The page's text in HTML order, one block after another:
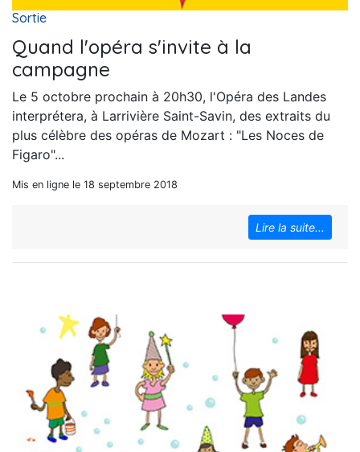
Sortie
Quand l'opéra s'invite à la
campagne
Le 5 octobre prochain à 20h30, l'Opéra des Landes
interprétera, à Larrivière Saint-Savin, des extraits du
plus célèbre des opéras de Mozart : "Les Noces de
Figaro"...
Mis en ligne le 18 septembre 2018
Lire la suite...